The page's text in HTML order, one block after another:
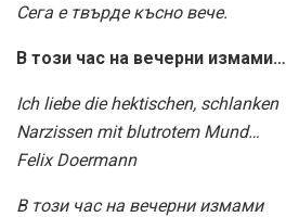
Сега е твърде късно вече.
В този час на вечерни измами…
Ich liebe die hektischen, schlanken
Narzissen mit blutrotem Mund…
Felix Doermann
В този час на вечерни измами